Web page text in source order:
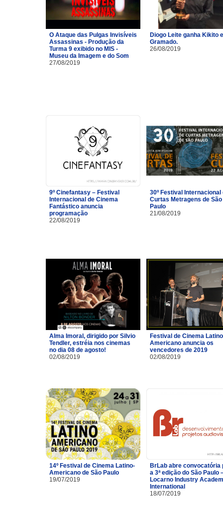
O Ataque das Pulgas Invisíveis
Assassinas - Produção da
Turma 9 exibido no MIS -
Museu da Imagem e do Som
27/08/2019
Diogo Leite ganha Kikito
Gramado.
26/08/2019
9º Cinefantasy – Festival
Internacional de Cinema
Fantástico anuncia
programação
22/08/2019
30º Festival Internacional
Curtas Metragens de São
Paulo
21/08/2019
Alma Imoral, dirigido por Silvio
Tendler, estréia nos cinemas
no dia 08 de agosto!
02/08/2019
Festival de Cinema
Americano anuncia os
vencedores de 2019
02/08/2019
14º Festival de Cinema Latino-
Americano de São Paulo
19/07/2019
BrLab abre convocatória
a 3ª edição do São Paulo
Locarno Industry
International
18/07/2019